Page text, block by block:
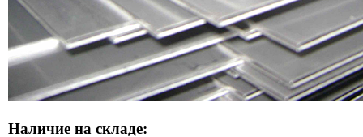
Наличие на складе: